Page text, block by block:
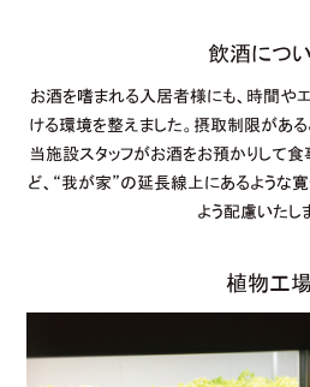
飲酒につ
お酒を嗜まれる入居者様にも、時間や
ける環境を整えました。摂取制限があ
当施設スタッフがお酒をお預かりして
ど、“我が家”の延長線上にあるような
よう配慮いたし
植物工場